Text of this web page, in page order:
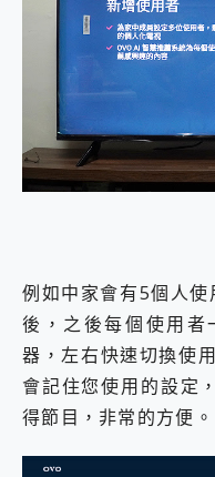
例如中家會有5個人
後，之後每個使用
器，左右快速切換使
會記住您使用的設定
得節目，非常的方便。